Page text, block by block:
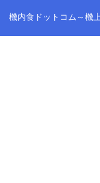
機内食ドットコム～機